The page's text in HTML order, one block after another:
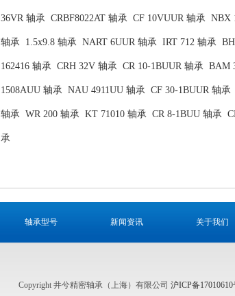
36VR 轴承 CRBF8022AT 轴承 CF 10VUUR 轴承 NBX
轴承 1.5x9.8 轴承 NART 6UUR 轴承 IRT 712 轴承
162416 轴承 CRH 32V 轴承 CR 10-1BUUR 轴承 BAM
1508AUU 轴承 NAU 4911UU 轴承 CF 30-1BUUR 轴承
轴承 WR 200 轴承 KT 71010 轴承 CR 8-1BUU 轴承
承
轴承型号 新闻资讯 关于我们
Copyright 井兮精密轴承（上海）有限公司 沪ICP备17010610